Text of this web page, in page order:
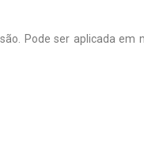
Pode ser aplicada